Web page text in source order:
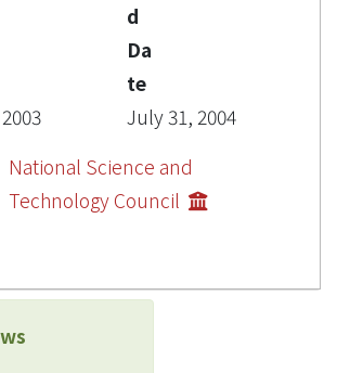
d
Da
te
July 31, 2004
National Science and
Technology Council